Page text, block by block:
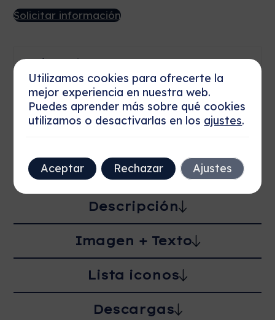
Solicitar información
Envío gratis
100 días de derecho de devolución
Pago al cobrar
Descripción
Imagen + Texto
Lista iconos
Descargas
Utilizamos cookies para ofrecerte la
mejor experiencia en nuestra web.
Puedes aprender más sobre qué cookies
utilizamos o desactivarlas en los ajustes.
Aceptar Rechazar Ajustes